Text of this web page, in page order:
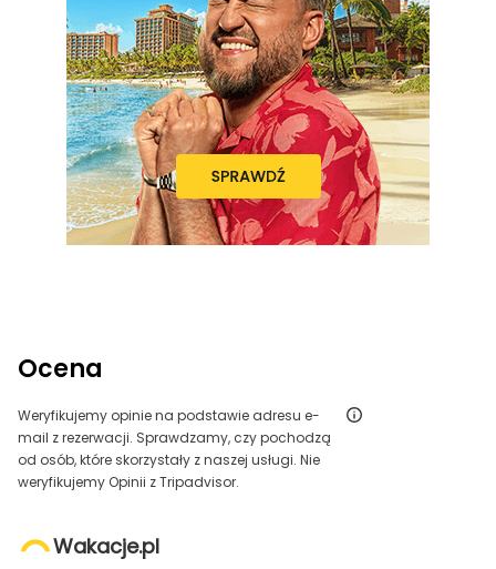
Ocena
Weryfikujemy opinie na podstawie adresu e-
mail z rezerwacji. Sprawdzamy, czy pochodzą
od osób, które skorzystały z naszej usługi. Nie
weryfikujemy Opinii z Tripadvisor.
Wakacje.pl